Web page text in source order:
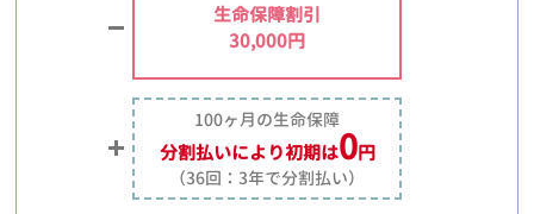
生命保障割引
30,000円
100ヶ月の生命保障
分割払いにより初期は0円
（36回：3年で分割払い）